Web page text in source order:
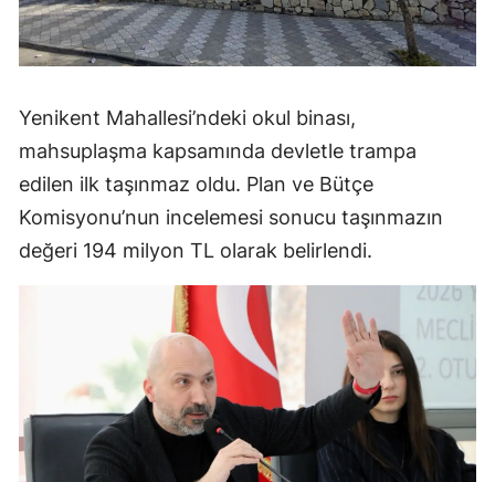
Yenikent Mahallesi’ndeki okul binası,
mahsuplaşma kapsamında devletle trampa
edilen ilk taşınmaz oldu. Plan ve Bütçe
Komisyonu’nun incelemesi sonucu taşınmazın
değeri 194 milyon TL olarak belirlendi.